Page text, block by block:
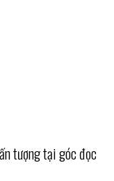
tượng tại góc đọc